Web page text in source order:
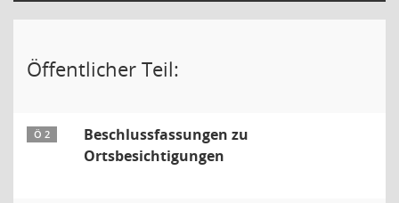
Öffentlicher Teil:
Ö 2
Beschlussfassungen zu
Ortsbesichtigungen